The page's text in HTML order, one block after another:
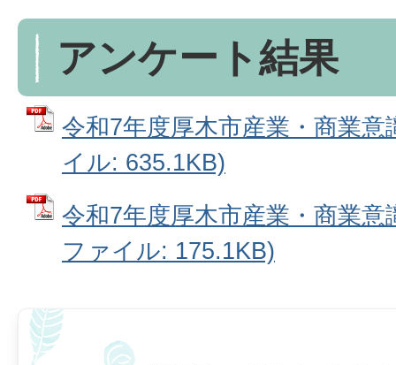
アンケート結果
令和7年度厚木市産業・商業
イル: 635.1KB)
令和7年度厚木市産業・商業
ファイル: 175.1KB)